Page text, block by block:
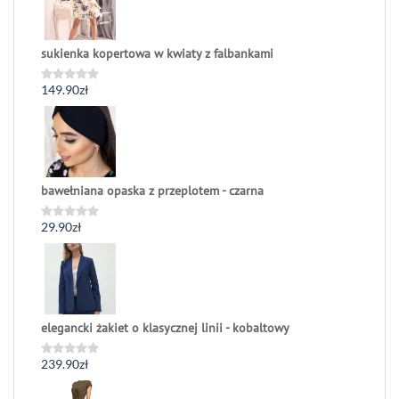
sukienka kopertowa w kwiaty z falbankami
Oceniono
0
na
149.90zł
bawełniana opaska z przeplotem - czarna
Oceniono
29.90zł
elegancki żakiet o klasycznej linii - kobaltowy
Oceniono
239.90zł